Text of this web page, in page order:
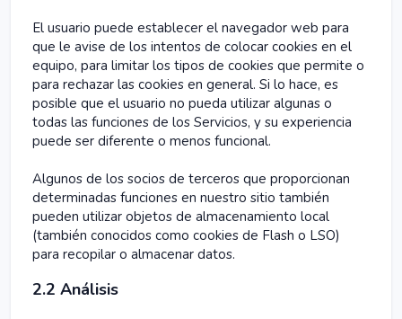
El usuario puede establecer el navegador web para
que le avise de los intentos de colocar cookies en el
equipo, para limitar los tipos de cookies que permite o
para rechazar las cookies en general. Si lo hace, es
posible que el usuario no pueda utilizar algunas o
todas las funciones de los Servicios, y su experiencia
puede ser diferente o menos funcional.
Algunos de los socios de terceros que proporcionan
determinadas funciones en nuestro sitio también
pueden utilizar objetos de almacenamiento local
(también conocidos como cookies de Flash o LSO)
para recopilar o almacenar datos.
2.2 Análisis